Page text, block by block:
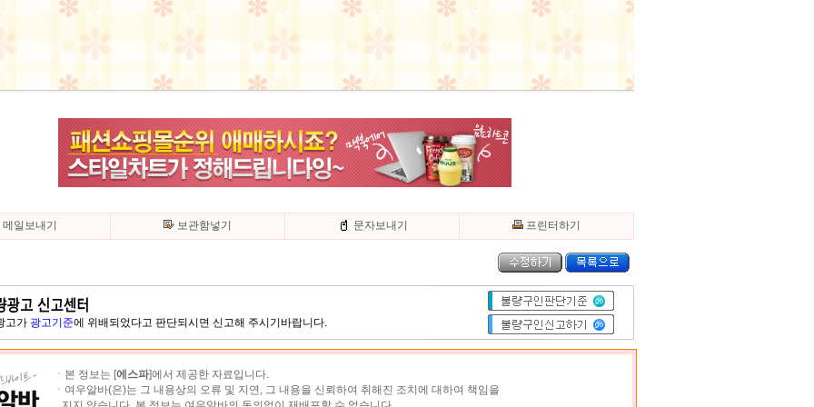
메일보내기 보관함넣기 문자보내기 프린터하기
고가 광고기준에 위배되었다고 판단되시면 신고해 주시기바랍니다.
ㆍ본 정보는 [에스파]에서 제공한 자료입니다.
ㆍ여우알바(은)는 그 내용상의 오류 및 지연, 그 내용을 신뢰하여 취해진 조치에 대하여 책임을